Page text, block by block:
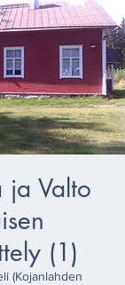
ja Valto
(1)
(Kojanlahden